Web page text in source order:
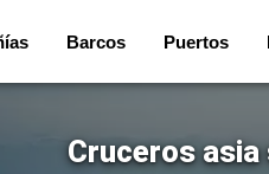
Barcos Puertos
Cruceros asia